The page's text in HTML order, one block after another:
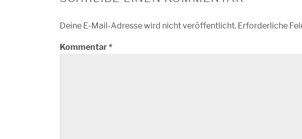
Deine E-Mail-Adresse wird nicht veröffentlicht. Erforderliche
Kommentar*